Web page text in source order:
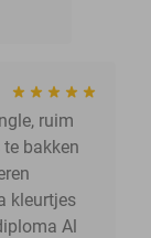
ruim
bakken
kleurtjes
Al